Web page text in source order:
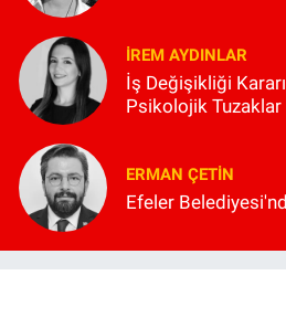
İREM AYDINLAR
İş Değişikliği
Psikolojik Tuzaklar
ERMAN ÇETIN
Efeler